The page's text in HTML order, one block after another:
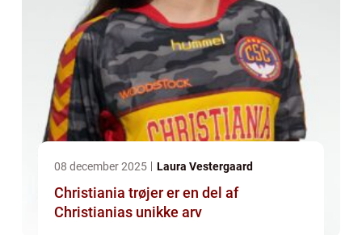
08 december 2025 Laura Vestergaard
Christiania trøjer er en del af
Christianias unikke arv